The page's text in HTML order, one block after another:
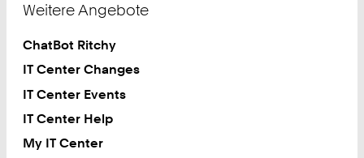
Weitere Angebote
ChatBot Ritchy
IT Center Changes
IT Center Events
IT Center Help
My IT Center